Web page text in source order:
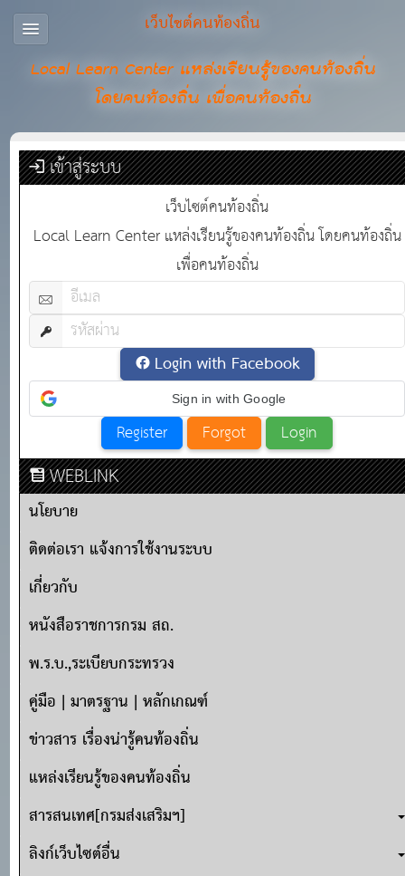
เว็บไซต์คนท้องถิ่น
Local Learn Center แหล่งเรียนรู้ของคนท้องถิ่น
โดยคนท้องถิ่น เพื่อคนท้องถิ่น
เข้าสู่ระบบ
เว็บไซต์คนท้องถิ่น
Local Learn Center แหล่งเรียนรู้ของคนท้องถิ่น โดยคนท้องถิ่น
เพื่อคนท้องถิ่น
Login with Facebook
Sign in with Google
WEBLINK
นโยบาย
ติดต่อเรา แจ้งการใช้งานระบบ
เกี่ยวกับ
หนังสือราชการกรม สถ.
พ.ร.บ.,ระเบียบกระทรวง
คู่มือ | มาตรฐาน | หลักเกณฑ์
ข่าวสาร เรื่องน่ารู้คนท้องถิ่น
แหล่งเรียนรู้ของคนท้องถิ่น
สารสนเทศ[กรมส่งเสริมฯ]
ลิงก์เว็บไซต์อื่น